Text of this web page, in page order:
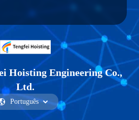
Hoisting Engineering Co.,
Ltd.